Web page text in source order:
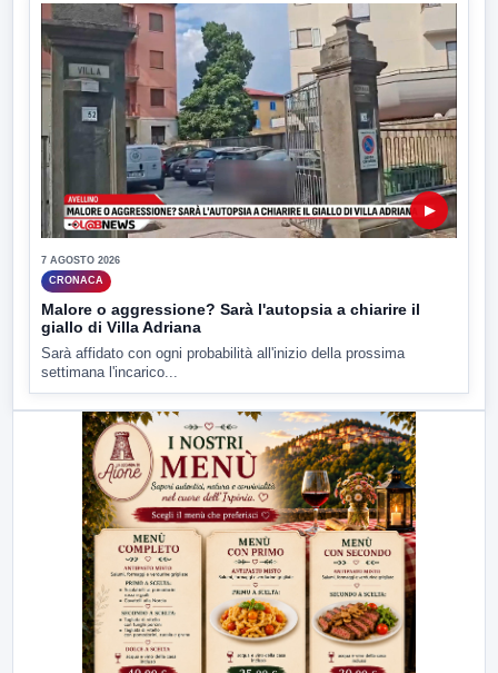
▶
7 AGOSTO 2026
CRONACA
Malore o aggressione? Sarà l'autopsia a chiarire il
giallo di Villa Adriana
Sarà affidato con ogni probabilità all'inizio della prossima
settimana l'incarico...